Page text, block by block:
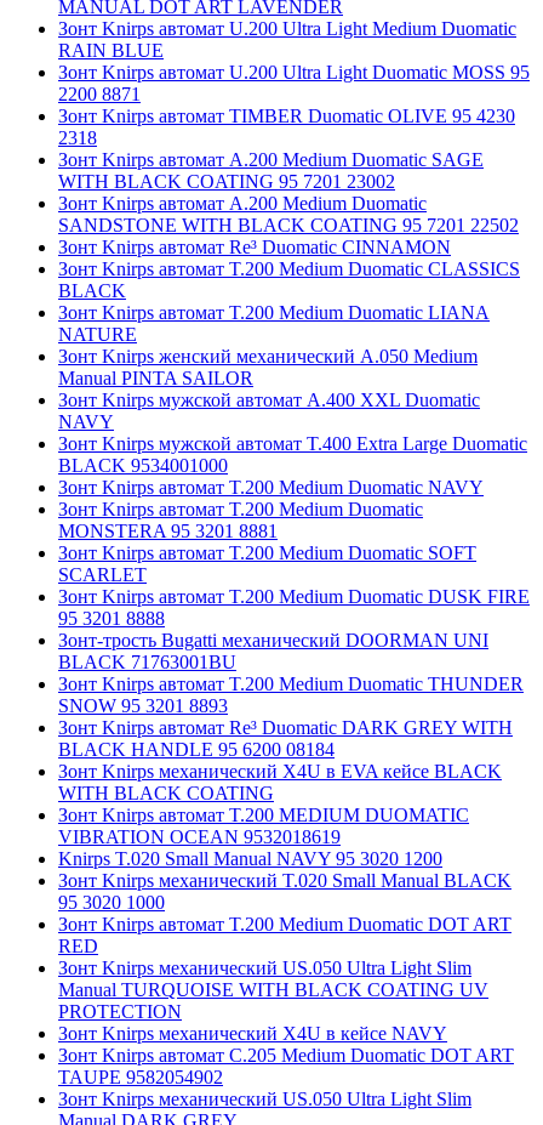
MANUAL DOT ART LAVENDER
Зонт Knirps автомат U.200 Ultra Light Medium Duomatic
RAIN BLUE
Зонт Knirps автомат U.200 Ultra Light Duomatic MOSS 95
2200 8871
Зонт Knirps автомат TIMBER Duomatic OLIVE 95 4230
2318
Зонт Knirps автомат A.200 Medium Duomatic SAGE
WITH BLACK COATING 95 7201 23002
Зонт Knirps автомат A.200 Medium Duomatic
SANDSTONE WITH BLACK COATING 95 7201 22502
Зонт Knirps автомат Re³ Duomatic CINNAMON
Зонт Knirps автомат T.200 Medium Duomatic CLASSICS
BLACK
Зонт Knirps автомат T.200 Medium Duomatic LIANA
NATURE
Зонт Knirps женский механический A.050 Medium
Manual PINTA SAILOR
Зонт Knirps мужской автомат A.400 XXL Duomatic
NAVY
Зонт Knirps мужской автомат T.400 Extra Large Duomatic
BLACK 9534001000
Зонт Knirps автомат T.200 Medium Duomatic NAVY
Зонт Knirps автомат T.200 Medium Duomatic
MONSTERA 95 3201 8881
Зонт Knirps автомат T.200 Medium Duomatic SOFT
SCARLET
Зонт Knirps автомат T.200 Medium Duomatic DUSK FIRE
95 3201 8888
Зонт-трость Bugatti механический DOORMAN UNI
BLACK 71763001BU
Зонт Knirps автомат T.200 Medium Duomatic THUNDER
SNOW 95 3201 8893
Зонт Knirps автомат Re³ Duomatic DARK GREY WITH
BLACK HANDLE 95 6200 08184
Зонт Knirps механический X4U в EVA кейсе BLACK
WITH BLACK COATING
Зонт Knirps автомат T.200 MEDIUM DUOMATIC
VIBRATION OCEAN 9532018619
Knirps T.020 Small Manual NAVY 95 3020 1200
Зонт Knirps механический T.020 Small Manual BLACK
95 3020 1000
Зонт Knirps автомат T.200 Medium Duomatic DOT ART
RED
Зонт Knirps механический US.050 Ultra Light Slim
Manual TURQUOISE WITH BLACK COATING UV
PROTECTION
Зонт Knirps механический X4U в кейсе NAVY
Зонт Knirps автомат C.205 Medium Duomatic DOT ART
TAUPE 9582054902
Зонт Knirps механический US.050 Ultra Light Slim
Manual DARK GREY